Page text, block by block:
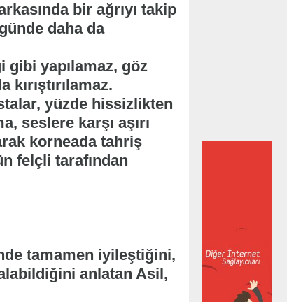
bir ağrıyı takip
daha da
yapılamaz, göz
yüzde hissizlikten
seslere karşı aşırı
korneada tahriş
felçli tarafından
tamamen iyileştiğini,
anlatan Asil,